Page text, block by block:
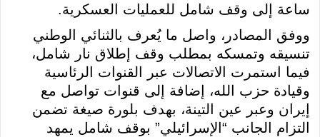
ساعة إلى وقف شامل للعمليات العسكرية.
ووفق المصادر، واصل ما يُعرف بالثنائي الوطني
تنسيقه وتمسكه بمطلب وقف إطلاق نار شامل،
فيما استمرت الاتصالات عبر القنوات الرئاسية
وقيادة حزب الله، إضافة إلى قنوات تواصل مع
إيران وعبر عين التينة، بهدف بلورة صيغة تضمن
التزام الجانب “الإسرائيلي” بوقف شامل يمهد